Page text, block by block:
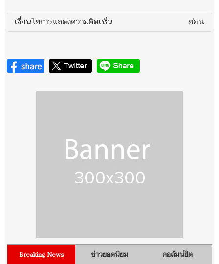
เงื่อนไขการแสดงความคิดเห็น ซ่อน
Breaking News ข่าวยอดนิยม คอลัมน์ฮิต